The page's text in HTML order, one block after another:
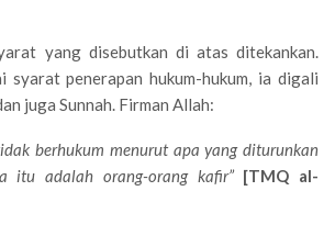
yang disebutkan di atas ditekankan.
syarat penerapan hukum-hukum, ia digali
juga Sunnah. Firman Allah:
berhukum menurut apa yang diturunkan
itu adalah orang-orang kafir”[TMQ al-